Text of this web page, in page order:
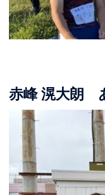
赤峰 滉大朗